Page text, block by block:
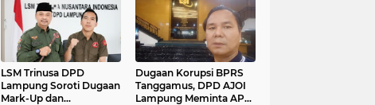
LSM Trinusa DPD
Lampung Soroti Dugaan
Mark-Up dan
Dugaan Korupsi BPRS
Tanggamus, DPD AJOI
Lampung Meminta APH